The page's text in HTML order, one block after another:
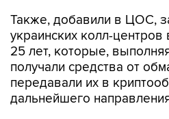
Также, добавили в ЦОС,
украинских колл-центров
25 лет, которые,
получали средства от
передавали их в
дальнейшего